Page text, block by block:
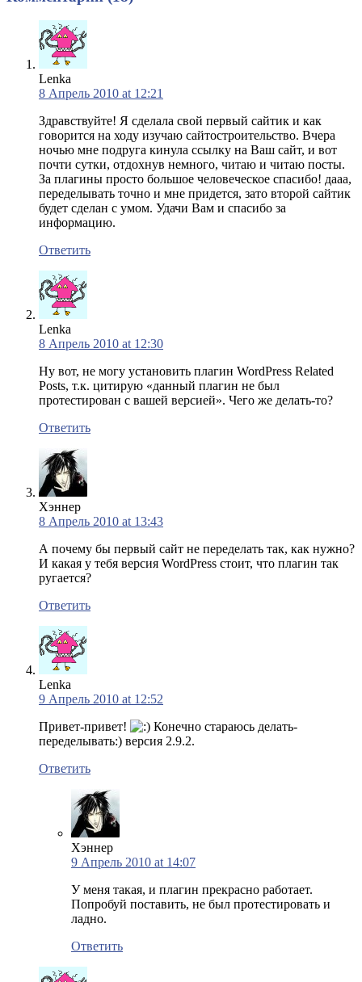
Lenka
8 Апрель 2010 at 12:21
Здравствуйте! Я сделала свой первый сайтик и как
говорится на ходу изучаю сайтостроительство. Вчера
ночью мне подруга кинула ссылку на Ваш сайт, и вот
почти сутки, отдохнув немного, читаю и читаю посты.
За плагины просто большое человеческое спасибо! дааа,
переделывать точно и мне придется, зато второй сайтик
будет сделан с умом. Удачи Вам и спасибо за
информацию.
Ответить
Lenka
8 Апрель 2010 at 12:30
Ну вот, не могу установить плагин WordPress Related
Posts, т.к. цитирую «данный плагин не был
протестирован с вашей версией». Чего же делать-то?
Ответить
Хэннер
8 Апрель 2010 at 13:43
А почему бы первый сайт не переделать так, как нужно?
И какая у тебя версия WordPress стоит, что плагин так
ругается?
Ответить
Lenka
9 Апрель 2010 at 12:52
Привет-привет!
Конечно стараюсь делать-
переделывать:) версия 2.9.2.
Ответить
Хэннер
9 Апрель 2010 at 14:07
У меня такая, и плагин прекрасно работает.
Попробуй поставить, не был протестировать и
ладно.
Ответить